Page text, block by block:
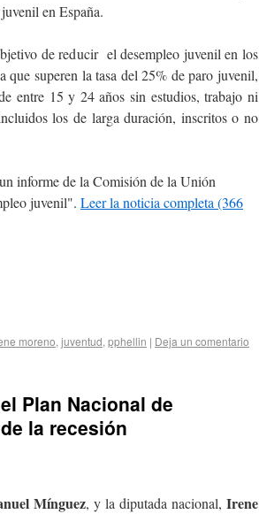
en España.
de reducir el desempleo juvenil en los
superen la tasa del 25% de paro juvenil,
entre 15 y 24 años sin estudios, trabajo ni
los de larga duración, inscritos o no
informe de la Comisión de la Unión
juvenil . Leer la noticia completa (366
moreno, juventud, pphellin | Deja un comentario
Plan Nacional de
la recesión
Mínguez, y la diputada nacional, Irene